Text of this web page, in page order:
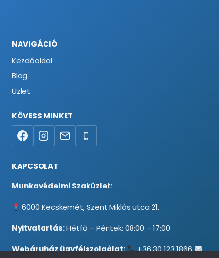
NAVIGÁCIÓ
Kezdőoldal
Blog
Üzlet
KÖVESS MINKET
KAPCSOLAT
Munkavédelmi Szaküzlet:
6000 Kecskemét, Szent Miklós utca 21.
Nyitvatartás:Hétfő – Péntek: 08:00 – 17:00
Webáruház ügyfélszolgálat:
+36 30 123 1866